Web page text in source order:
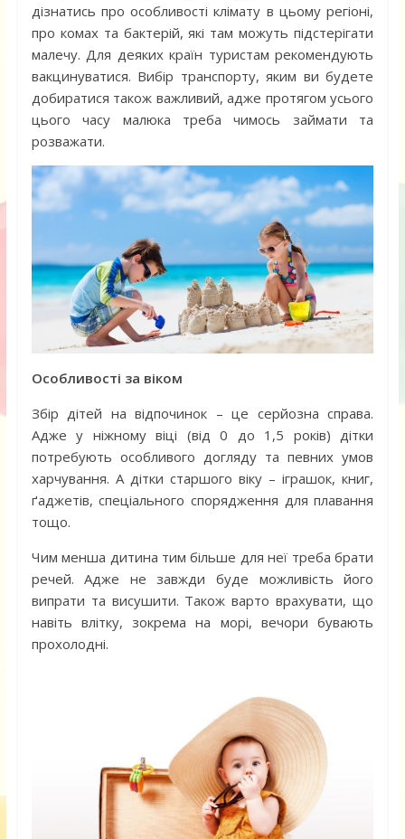
дізнатись про особливості клімату в цьому регіоні,
про комах та бактерій, які там можуть підстерігати
малечу. Для деяких країн туристам рекомендують
вакцинуватися. Вибір транспорту, яким ви будете
добиратися також важливий, адже протягом усього
цього часу малюка треба чимось займати та
розважати.
Особливості за віком
Збір дітей на відпочинок – це серйозна справа.
Адже у ніжному віці (від 0 до 1,5 років) дітки
потребують особливого догляду та певних умов
харчування. А дітки старшого віку – іграшок, книг,
ґаджетів, спеціального спорядження для плавання
тощо.
Чим менша дитина тим більше для неї треба брати
речей. Адже не завжди буде можливість його
випрати та висушити. Також варто врахувати, що
навіть влітку, зокрема на морі, вечори бувають
прохолодні.